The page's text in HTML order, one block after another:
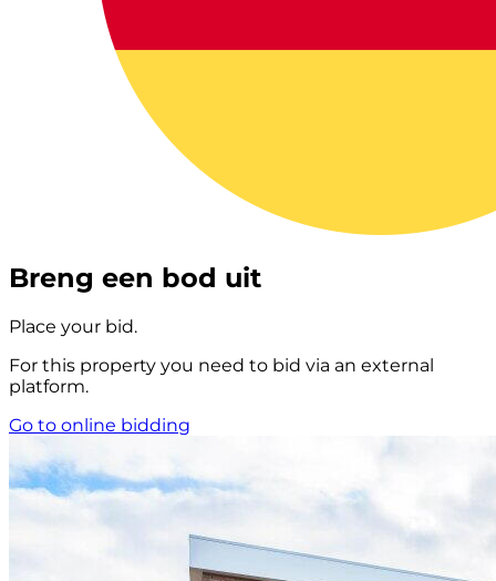
Breng een bod uit
Place your bid.
For this property you need to bid via an external
platform.
Go to online bidding